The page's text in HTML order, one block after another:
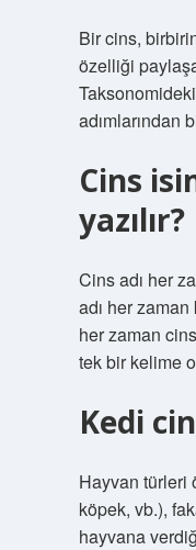
Bir cins,
özelliği
adımlarından
Cins
yazılır?
Cins adı her
adı her
her zaman
tek bir kelime
Kedi
Hayvan türleri
köpek, vb.),
hayvana